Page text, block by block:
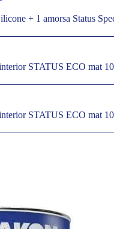
+ 1 amorsa Status
STATUS ECO mat
STATUS ECO mat